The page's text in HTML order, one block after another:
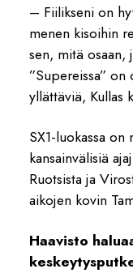
– Fiilikseni on
menen kisoihin
sen, mitä osaan,
”Supereissa”
yllättäviä, Kullas
SX1-luokassa
kansainvälisiä
Ruotsista ja
aikojen kovin
Haavisto